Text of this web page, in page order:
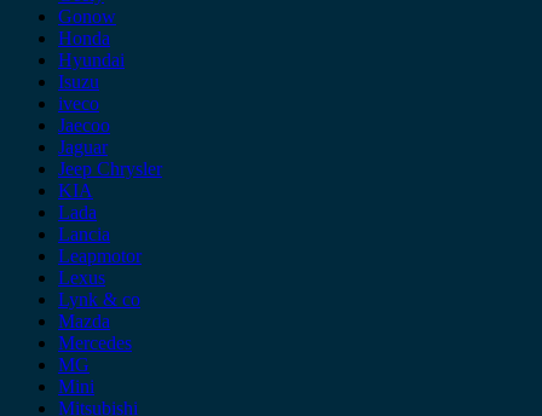
Gonow
Honda
Hyundai
Isuzu
iveco
Jaecoo
Jaguar
Jeep Chrysler
KIA
Lada
Lancia
Leapmotor
Lexus
Lynk & co
Mazda
Mercedes
MG
Mini
Mitsubishi